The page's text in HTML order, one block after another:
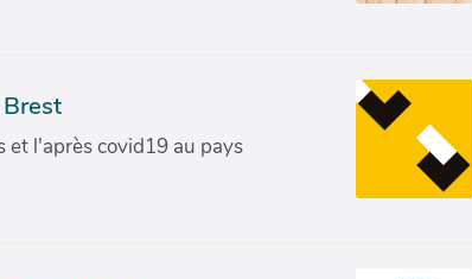
et l'après covid19 au pays